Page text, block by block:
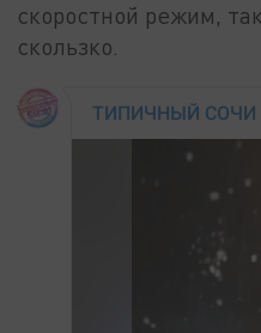
скоростной режим,
скользко.